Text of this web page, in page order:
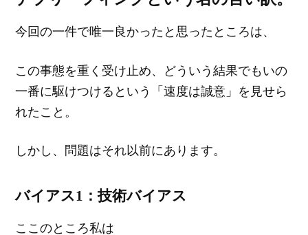
今回の一件で唯一良かったと思ったところは、
この事態を重く受け止め、どういう結果でもいの
一番に駆けつけるという「速度は誠意」を見せら
れたこと。
しかし、問題はそれ以前にあります。
バイアス1：技術バイアス
ここのところ私は